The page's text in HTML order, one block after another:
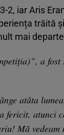
2, iar Aris
trăită
mai
a
atâta
fericit, atunci
Mă vedeam